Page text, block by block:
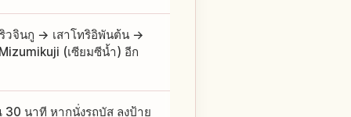
วจินกู → เสาโทริอิพันต้น →
(เซียมซีน้ำ) อีก
นาที หากนั่งรถบัส ลงป้าย